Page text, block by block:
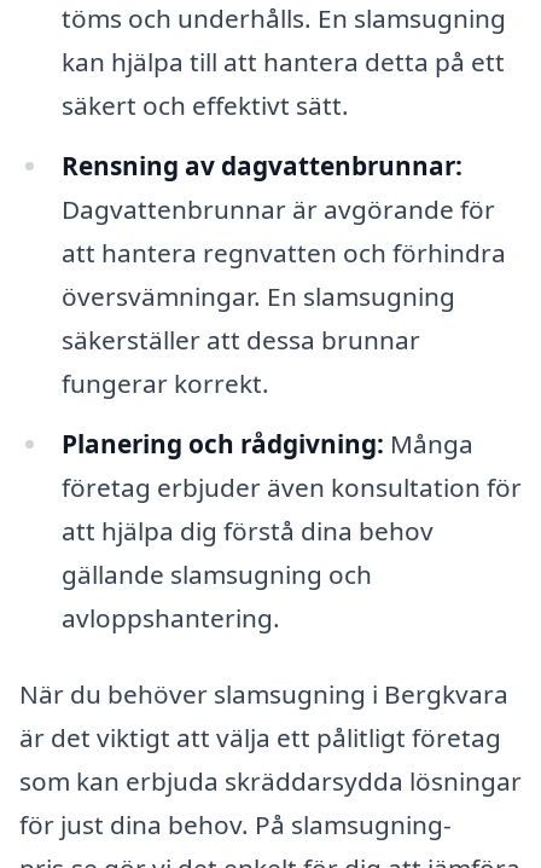
töms och underhålls. En slamsugning
kan hjälpa till att hantera detta på ett
säkert och effektivt sätt.
Rensning av dagvattenbrunnar:
Dagvattenbrunnar är avgörande för
att hantera regnvatten och förhindra
översvämningar. En slamsugning
säkerställer att dessa brunnar
fungerar korrekt.
Planering och rådgivning: Många
företag erbjuder även konsultation för
att hjälpa dig förstå dina behov
gällande slamsugning och
avloppshantering.
När du behöver slamsugning i Bergkvara
är det viktigt att välja ett pålitligt företag
som kan erbjuda skräddarsydda lösningar
för just dina behov. På slamsugning-